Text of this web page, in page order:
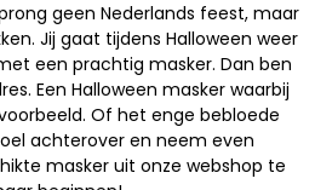
geen Nederlands feest, maar
Jij gaat tijdens Halloween weer
een prachtig masker. Dan ben
Een Halloween masker waarbij
Of het enge bebloede
achterover en neem even
masker uit onze webshop te